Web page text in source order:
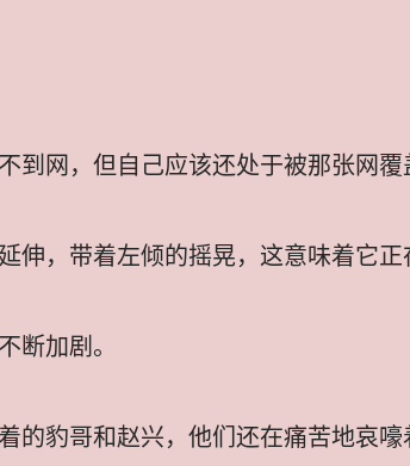
到网，但自己应该还处于被那张网覆
伸，带着左倾的摇晃，这意味着它正
断加剧。
的豹哥和赵兴，他们还在痛苦地哀